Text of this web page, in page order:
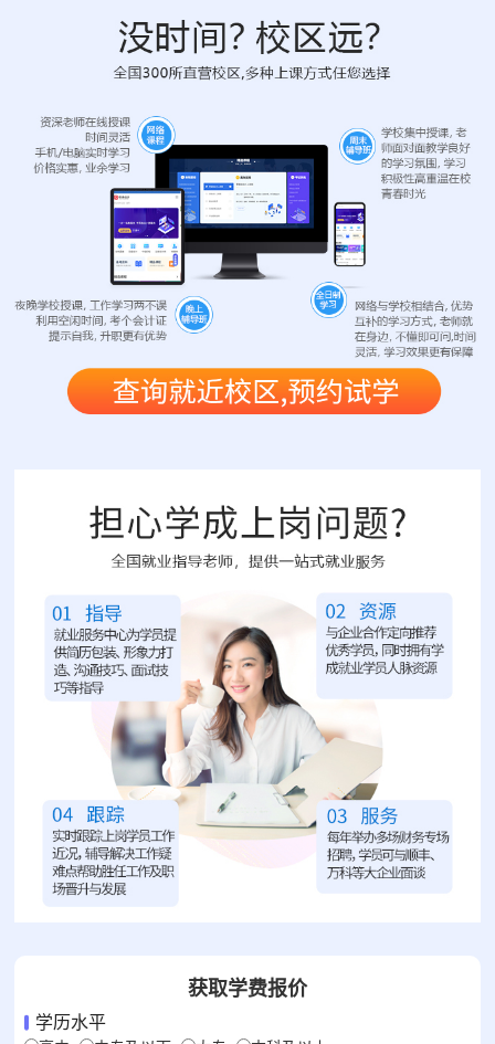
获取学费报价
学历水平